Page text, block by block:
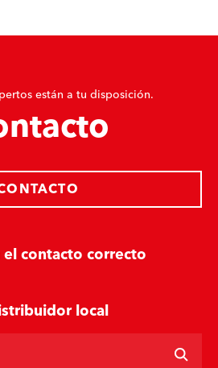
están a tu disposición.
el contacto correcto
local